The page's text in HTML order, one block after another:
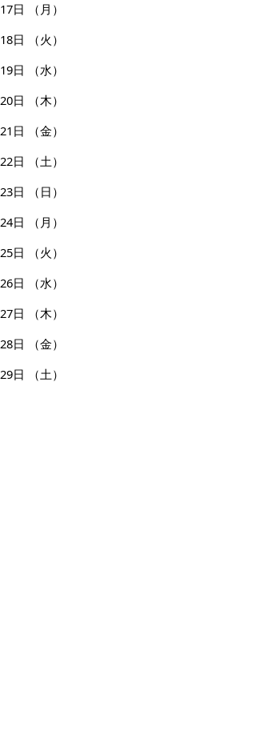
17日
（月）
18日
（火）
19日
（水）
20日
（木）
21日
（金）
22日
（土）
23日
（日）
24日
（月）
25日
（火）
26日
（水）
27日
（木）
28日
（金）
29日
（土）